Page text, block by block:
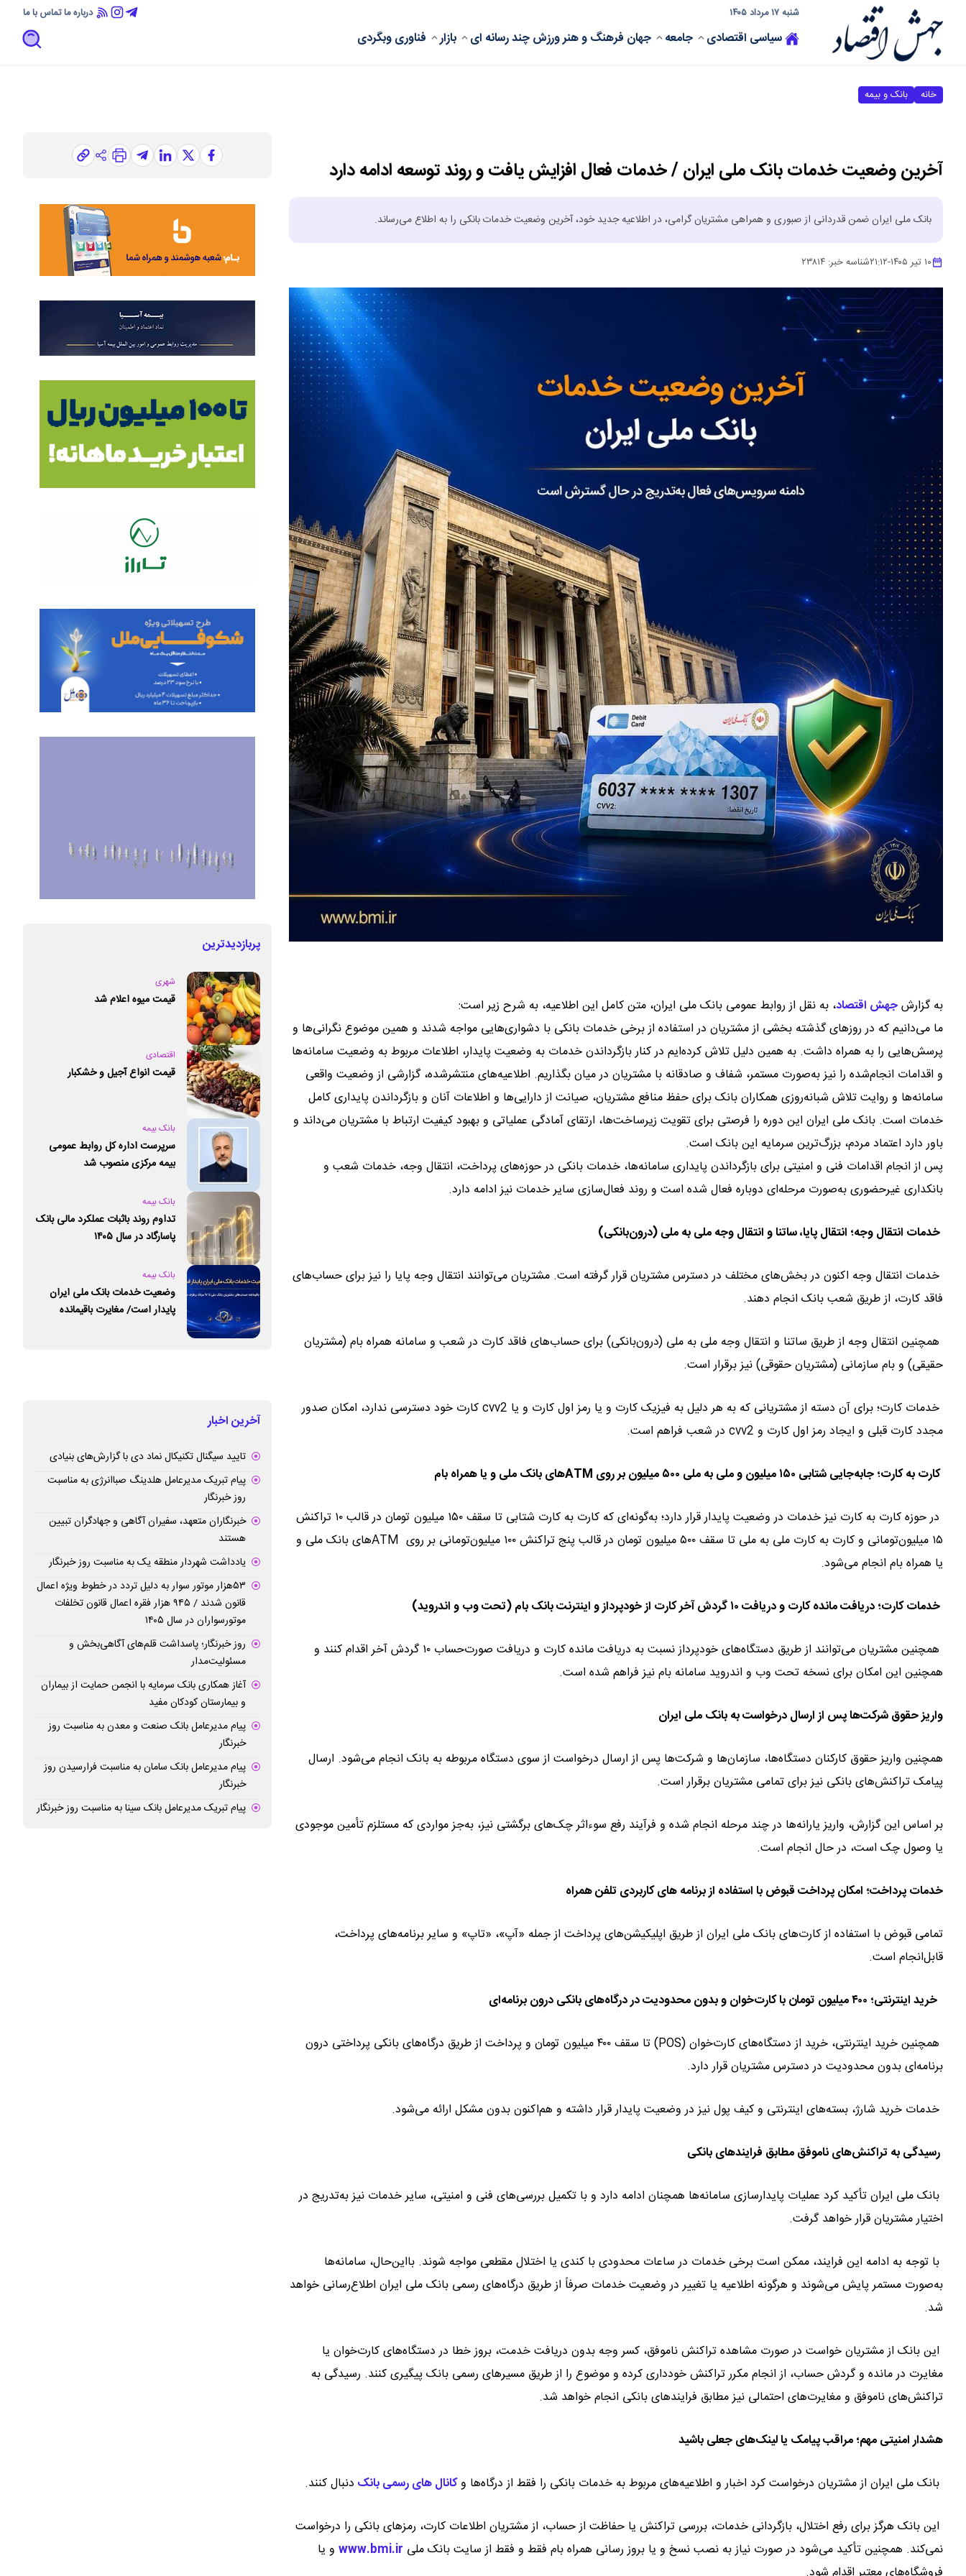
شنبه ۱۷ مرداد ۱۴۰۵ درباره ماتماس با ما
سیاسی اقتصادی جامعه جهان فرهنگ و هنرورزشچند رسانه ای بازار فناوریوبگردی
خانه بانک و بیمه
آخرین وضعیت خدمات بانک ملی ایران / خدمات فعال افزایش یافت و روند توسعه ادامه دارد
بانک ملی ایران ضمن قدردانی از صبوری و همراهی مشتریان گرامی، در اطلاعیه جدید خود، آخرین وضعیت خدمات بانکی را به اطلاع می‌رساند.
۱۰ تیر ۱۴۰۵ -۲۱:۱۲شناسه خبر: ۲۳۸۱۴
به گزارشجهش اقتصاد، به نقل از روابط عمومی بانک ملی ایران، متن کامل این اطلاعیه، به شرح زیر است:
ما می‌دانیم که در روزهای گذشته بخشی از مشتریان در استفاده از برخی خدمات بانکی با دشواری‌هایی مواجه شدند و همین موضوع نگرانی‌ها و
پرسش‌هایی را به همراه داشت. به همین دلیل تلاش کرده‌ایم در کنار بازگرداندن خدمات به وضعیت پایدار، اطلاعات مربوط به وضعیت سامانه‌ها
و اقدامات انجام‌شده را نیز به‌صورت مستمر، شفاف و صادقانه با مشتریان در میان بگذاریم. اطلاعیه‌های منتشرشده، گزارشی از وضعیت واقعی
سامانه‌ها و روایت تلاش شبانه‌روزی همکاران بانک برای حفظ منافع مشتریان، صیانت از دارایی‌ها و اطلاعات آنان و بازگرداندن پایداری کامل
خدمات است. بانک ملی ایران این دوره را فرصتی برای تقویت زیرساخت‌ها، ارتقای آمادگی عملیاتی و بهبود کیفیت ارتباط با مشتریان می‌داند و
باور دارد اعتماد مردم، بزرگ‌ترین سرمایه این بانک است.
پس از انجام اقدامات فنی و امنیتی برای بازگرداندن پایداری سامانه‌ها، خدمات بانکی در حوزه‌های پرداخت، انتقال وجه، خدمات شعب و
بانکداری غیرحضوری به‌صورت مرحله‌ای دوباره فعال شده است و روند فعال‌سازی سایر خدمات نیز ادامه دارد.
خدمات انتقال وجه؛ انتقال پایا، ساتنا و انتقال وجه ملی به ملی (درون‌بانکی)
خدمات انتقال وجه اکنون در بخش‌های مختلف در دسترس مشتریان قرار گرفته است. مشتریان می‌توانند انتقال وجه پایا را نیز برای حساب‌های
فاقد کارت، از طریق شعب بانک انجام دهند.
همچنین انتقال وجه از طریق ساتنا و انتقال وجه ملی به ملی (درون‌بانکی) برای حساب‌های فاقد کارت در شعب و سامانه همراه بام (مشتریان
حقیقی) و بام سازمانی (مشتریان حقوقی) نیز برقرار است.
خدمات کارت؛ برای آن دسته از مشتریانی که به هر دلیل به فیزیک کارت و یا رمز اول کارت و یا cvv2 کارت خود دسترسی ندارد، امکان صدور
مجدد کارت قبلی و ایجاد رمز اول کارت و cvv2 در شعب فراهم است.
کارت به کارت؛ جابه‌جایی شتابی ۱۵۰ میلیون و ملی به ملی ۵۰۰ میلیون بر روی ATMهای بانک ملی و یا همراه بام
در حوزه کارت به کارت نیز خدمات در وضعیت پایدار قرار دارد؛ به‌گونه‌ای که کارت به کارت شتابی تا سقف ۱۵۰ میلیون تومان در قالب ۱۰ تراکنش
۱۵ میلیون‌تومانی و کارت به کارت ملی به ملی تا سقف ۵۰۰ میلیون تومان در قالب پنج تراکنش ۱۰۰ میلیون‌تومانی بر روی ATMهای بانک ملی و
یا همراه بام انجام می‌شود.
خدمات کارت؛ دریافت مانده کارت و دریافت ۱۰ گردش آخر کارت از خودپرداز و اینترنت بانک بام (تحت وب و اندروید)
همچنین مشتریان می‌توانند از طریق دستگاه‌های خودپرداز نسبت به دریافت مانده کارت و دریافت صورت‌حساب ۱۰ گردش آخر اقدام کنند و
همچنین این امکان برای نسخه تحت وب و اندروید سامانه بام نیز فراهم شده است.
واریز حقوق شرکت‌ها پس از ارسال درخواست به بانک ملی ایران
همچنین واریز حقوق کارکنان دستگاه‌ها، سازمان‌ها و شرکت‌ها پس از ارسال درخواست از سوی دستگاه مربوطه به بانک انجام می‌شود. ارسال
پیامک تراکنش‌های بانکی نیز برای تمامی مشتریان برقرار است.
بر اساس این گزارش، واریز یارانه‌ها در چند مرحله انجام شده و فرآیند رفع سوءاثر چک‌های برگشتی نیز، به‌جز مواردی که مستلزم تأمین موجودی
یا وصول چک است، در حال انجام است.
خدمات پرداخت؛ امکان پرداخت قبوض با استفاده از برنامه های کاربردی تلفن همراه
تمامی قبوض با استفاده از کارت‌های بانک ملی ایران از طریق اپلیکیشن‌های پرداخت از جمله «آپ»، «تاپ» و سایر برنامه‌های پرداخت،
قابل‌انجام است.
خرید اینترنتی؛ ۴۰۰ میلیون تومان با کارت‌خوان و بدون محدودیت در درگاه‌های بانکی درون برنامه‌ای
همچنین خرید اینترنتی، خرید از دستگاه‌های کارت‌خوان (POS) تا سقف ۴۰۰ میلیون تومان و پرداخت از طریق درگاه‌های بانکی پرداختی درون
برنامه‌ای بدون محدودیت در دسترس مشتریان قرار دارد.
خدمات خرید شارژ، بسته‌های اینترنتی و کیف پول نیز در وضعیت پایدار قرار داشته و هم‌اکنون بدون مشکل ارائه می‌شود.
رسیدگی به تراکنش‌های ناموفق مطابق فرایندهای بانکی
بانک ملی ایران تأکید کرد عملیات پایدارسازی سامانه‌ها همچنان ادامه دارد و با تکمیل بررسی‌های فنی و امنیتی، سایر خدمات نیز به‌تدریج در
اختیار مشتریان قرار خواهد گرفت.
با توجه به ادامه این فرایند، ممکن است برخی خدمات در ساعات محدودی با کندی یا اختلال مقطعی مواجه شوند. بااین‌حال، سامانه‌ها
به‌صورت مستمر پایش می‌شوند و هرگونه اطلاعیه یا تغییر در وضعیت خدمات صرفاً از طریق درگاه‌های رسمی بانک ملی ایران اطلاع‌رسانی خواهد
شد.
این بانک از مشتریان خواست در صورت مشاهده تراکنش ناموفق، کسر وجه بدون دریافت خدمت، بروز خطا در دستگاه‌های کارت‌خوان یا
مغایرت در مانده و گردش حساب، از انجام مکرر تراکنش خودداری کرده و موضوع را از طریق مسیرهای رسمی بانک پیگیری کنند. رسیدگی به
تراکنش‌های ناموفق و مغایرت‌های احتمالی نیز مطابق فرایندهای بانکی انجام خواهد شد.
هشدار امنیتی مهم؛ مراقب پیامک یا لینک‌های جعلی باشید
بانک ملی ایران از مشتریان درخواست کرد اخبار و اطلاعیه‌های مربوط به خدمات بانکی را فقط از درگاه‌ها وکانال‌ های رسمی بانک دنبال کنند.
این بانک هرگز برای رفع اختلال، بازگردانی خدمات، بررسی تراکنش یا حفاظت از حساب، از مشتریان اطلاعات کارت، رمزهای بانکی را درخواست
نمی‌کند. همچنین تأکید می‌شود در صورت نیاز به نصب نسخ و یا بروز رسانی همراه بام فقط و فقط از سایت بانک ملی www.bmi.ir و یا
پربازدیدترین
شهری
قیمت میوه اعلام شد
اقتصادی
قیمت انواع آجیل و خشکبار
بانک بیمه
سرپرست اداره کل روابط عمومی
بیمه مرکزی منصوب شد
بانک بیمه
تداوم روند باثبات عملکرد مالی بانک
پاسارگاد در سال ۱۴۰۵
بانک بیمه
وضعیت خدمات بانک ملی ایران
پایدار است/ مغایرت‌ باقیمانده
آخرین اخبار
تایید سیگنال تکنیکال نماد دی با گزارش‌های بنیادی
پیام تبریک مدیرعامل هلدینگ صباانرژی به مناسبت
روز خبرنگار
خبرنگاران متعهد، سفیران آگاهی و جهادگران تبیین
هستند
یادداشت شهردار منطقه یک به مناسبت روز خبرنگار
۵۳هزار موتور سوار به دلیل تردد در خطوط ویژه اعمال
قانون شدند / ۹۴۵ هزار فقره اعمال قانون تخلفات
موتورسواران در سال ۱۴۰۵
روز خبرنگار؛ پاسداشت قلم‌های آگاهی‌بخش و
مسئولیت‌مدار
آغاز همکاری بانک سرمایه با انجمن حمایت از بیماران
و بیمارستان کودکان مفید
پیام مدیرعامل بانک صنعت و معدن به مناسبت روز
خبرنگار
پیام مدیرعامل بانک سامان به مناسبت فرارسیدن روز
خبرنگار
پیام تبریک مدیرعامل بانک سینا به مناسبت روز خبرنگار